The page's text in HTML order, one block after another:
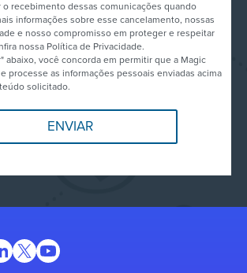
o recebimento dessas comunicações quando
informações sobre esse cancelamento, nossas
e nosso compromisso em proteger e respeitar
nossa Política de Privacidade.
abaixo, você concorda em permitir que a Magic
processe as informações pessoais enviadas acima
solicitado.